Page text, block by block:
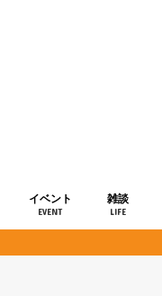
イベント
EVENT
雑談
LIFE